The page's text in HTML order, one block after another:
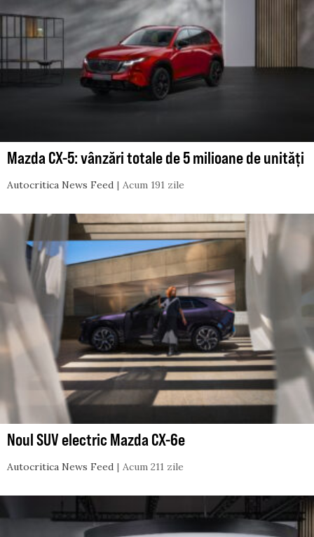
Mazda CX-5: vânzări totale de 5 milioane de unități
Autocritica News Feed Acum 191 zile
Noul SUV electric Mazda CX-6e
Autocritica News Feed Acum 211 zile